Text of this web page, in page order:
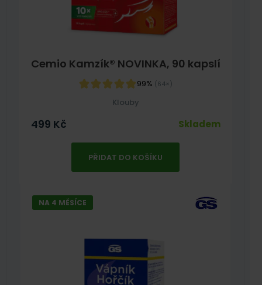
Cemio Kamzík® NOVINKA, 90 kapslí
99% (64×)
Klouby
499 Kč Skladem
PŘIDAT DO KOŠÍKU
NA 4 MĚSÍCE